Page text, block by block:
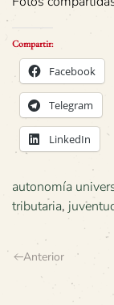
Compartir:
Facebook
Telegram
LinkedIn
autonomía
tributaria,
Anterior